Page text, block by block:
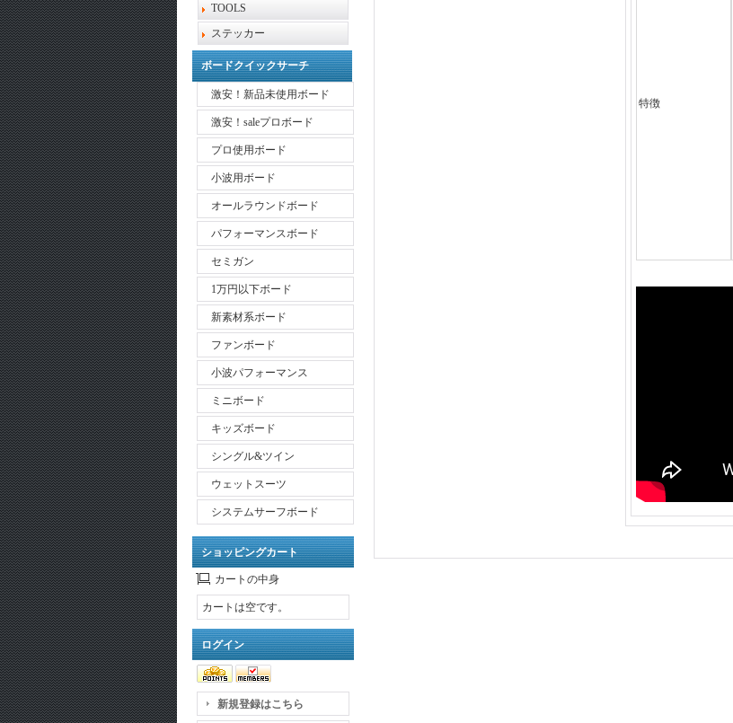
TOOLS
ステッカー
ボードクイックサーチ
激安！新品未使用ボード
激安！saleプロボード
プロ使用ボード
小波用ボード
オールラウンドボード
パフォーマンスボード
セミガン
1万円以下ボード
新素材系ボード
ファンボード
小波パフォーマンス
ミニボード
キッズボード
シングル&ツイン
ウェットスーツ
システムサーフボード
ショッピングカート
カートの中身
カートは空です。
ログイン
新規登録はこちら
特徴